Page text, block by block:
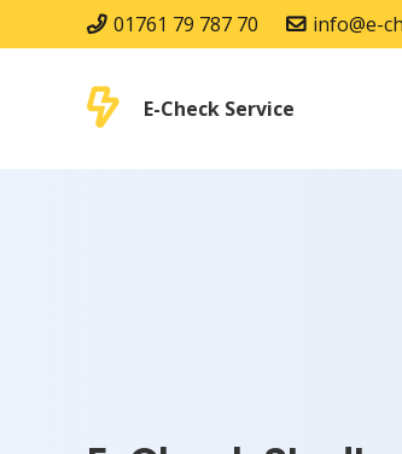
01761 79 787 70 info@e-
E-Check Service